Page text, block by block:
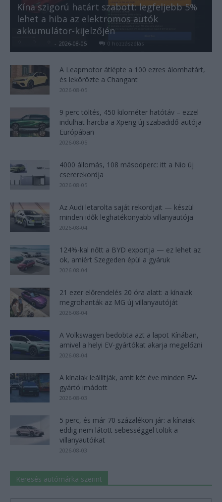
Kína szigorú határt szabott: legfeljebb 5%
lehet a hiba az elektromos autók
akkumulátor-kijelzőjén
- 2026-08-05 0 hozzászólás
A Leapmotor átlépte a 100 ezres álomhatárt,
és lekörözte a Changant
2026-08-05
9 perc töltés, 450 kilométer hatótáv – ezzel
indulhat harcba a Xpeng új szabadidő-autója
Európában
2026-08-05
4000 állomás, 108 másodperc: itt a Nio új
csererekordja
2026-08-05
Az Audi letarolta saját rekordjait — készül
minden idők leghatékonyabb villanyautója
2026-08-04
124%-kal nőtt a BYD exportja — ez lehet az
ok, amiért Szegeden épül a gyáruk
2026-08-04
21 ezer előrendelés 20 óra alatt: a kínaiak
megrohanták az MG új villanyautóját
2026-08-04
A Volkswagen bedobta azt a lapot Kínában,
amivel a helyi EV-gyártókat akarja megelőzni
2026-08-04
A kínaiak leállítják, amit két éve minden EV-
gyártó imádott
2026-08-03
5 perc, és már 70 százalékon jár: a kínaiak
eddig nem látott sebességgel töltik a
villanyautóikat
2026-08-03
Keresés autómárka szerint
Keresés